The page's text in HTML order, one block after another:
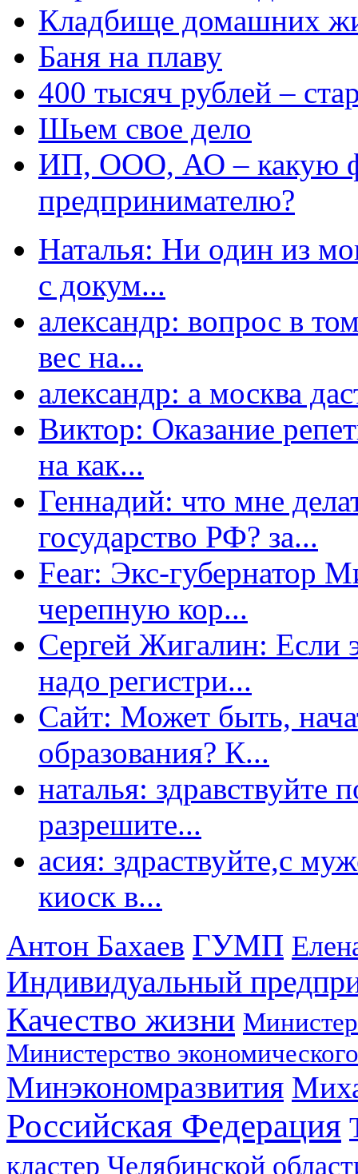
Кладбище домашних
Баня на плаву
400 тысяч рублей –
Шьем свое дело
ИП, ООО, АО – какую
предпринимателю?
Наталья: Ни один из
с докум...
александр: вопрос в
вес на...
александр: а москва
Виктор: Оказание
на как...
Геннадий: что мне
государство РФ? за...
Fear: Экс-губернатор
черепную кор...
Сергей Жигалин: Если
надо регистри...
Сайт: Может быть,
образования? К...
наталья: здравствуйте
разрешите...
асия: здраствуйте,с
киоск в...
Антон Бахаев ГУМП
Индивидуальный
Качество жизни
Министерство
Минэкономразвития
Российская Федерация
кластер Челябинской